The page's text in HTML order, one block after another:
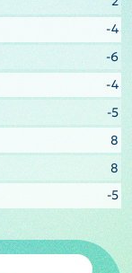
-4
-6
-4
-5
8
8
-5